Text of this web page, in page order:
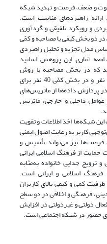
و ضعف، فرصت و تهدید شبکه
راهبردهای مناسب است.
و رویکرد تلفیقی و گردآوری
دو بخش کیفی با مصاحبه و کمّی
مدل تجزیه و تحلیل راهبردی
آماری این پژوهش اساتید
که در بخش مصاحبه با روش
نمونه‌گیری غیراحتمالی هدفمند 15 نفر و در بخش کمّی 40 نفر برای
پردازش داده‌ها از ماتریس‌های
داخلی و خارجی‌، ماتریس
شبکه‌ها اخذ اطلاعات و تقویت
کاربر به رعایت اصول ایمنی
نیز می‌تواند تأسیس و
حمایت از فرهنگ اسلامی ایرانی
جدایی خانواده به‌مثابه
فرهنگ اسلامی و ایرانی است.
کمی و کیفی بالای کاربران
فرهنگی و اخلاقی در دو سطح
دولتی و غیردولتی در افزایش
حضور در شبکه اجتماعی است.